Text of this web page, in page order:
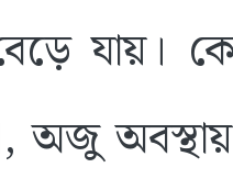
যায়।
অবস্থায়